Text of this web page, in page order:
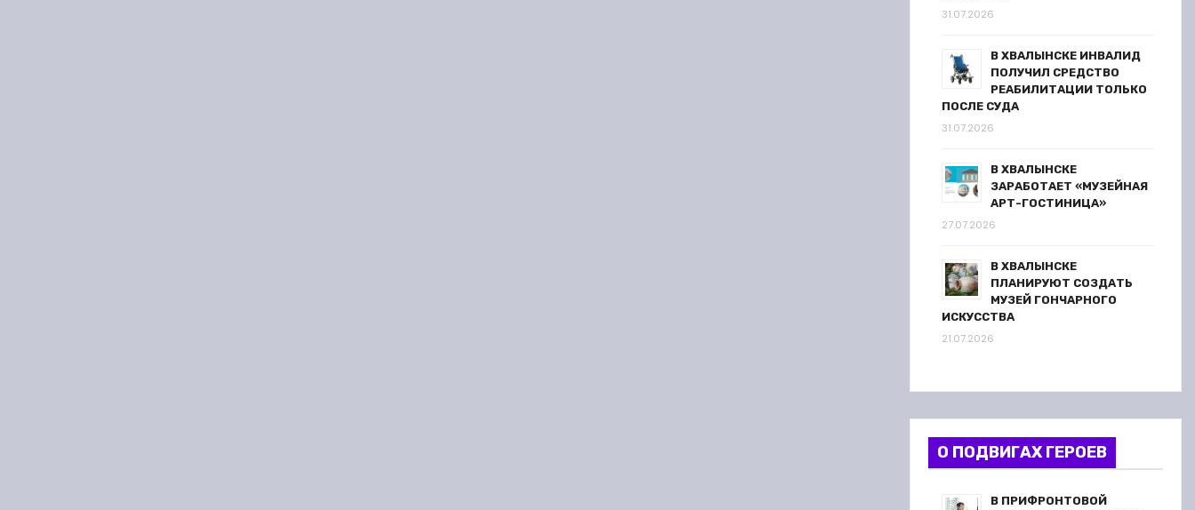
31.07.2026
В ХВАЛЫНСКЕ ИНВАЛИД
ПОЛУЧИЛ СРЕДСТВО
РЕАБИЛИТАЦИИ ТОЛЬКО
ПОСЛЕ СУДА
31.07.2026
В ХВАЛЫНСКЕ
ЗАРАБОТАЕТ «МУЗЕЙНАЯ
АРТ-ГОСТИНИЦА»
27.07.2026
В ХВАЛЫНСКЕ
ПЛАНИРУЮТ СОЗДАТЬ
МУЗЕЙ ГОНЧАРНОГО
ИСКУССТВА
21.07.2026
О ПОДВИГАХ ГЕРОЕВ
В ПРИФРОНТОВОЙ